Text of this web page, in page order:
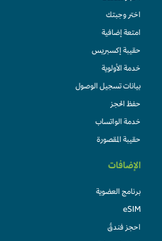
اختر وجبتك
امتعة إضافية
حقيبة إكسبريس
خدمة الأولوية
بيانات تسجيل الوصول
حفظ الحجز
خدمة الواتساب
حقيبة المقصورة
الإضافات
برنامج العضوية
eSIM
احجز فندقً